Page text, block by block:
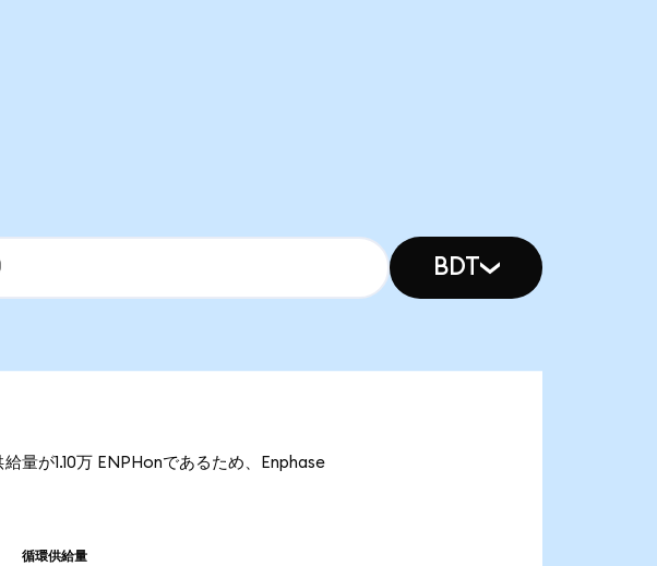
BDT
量が1.10万 ENPHonであるため、Enphase
循環供給量